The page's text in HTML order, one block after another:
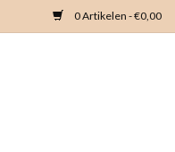
0 Artikelen - €0,00